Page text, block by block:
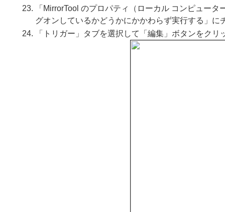
「MirrorTool のプロパティ（ローカル コンピュー
グオンしているかどうかにかかわらず実行する」に
「トリガー」タブを選択して「編集」ボタンをクリ